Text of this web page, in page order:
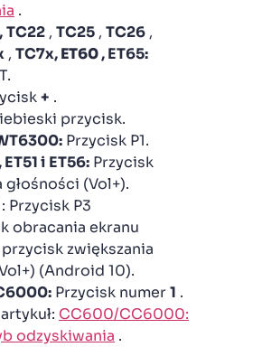
.
TC22 , TC25 , TC26 ,
, TC7x,ET60, ET65:
+ .
przycisk.
Przycisk P1.
i ET56: Przycisk
głośności (Vol+).
: Przycisk P3
obracania ekranu
zwiększania
(Android 10).
Przycisk numer1 .
CC600/CC6000:
odzyskiwania .